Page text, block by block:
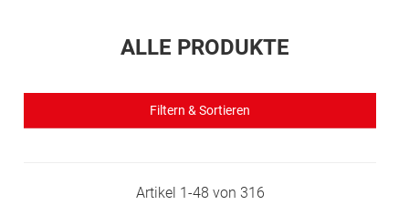
ALLE PRODUKTE
Filtern & Sortieren
Artikel 1-48 von 316